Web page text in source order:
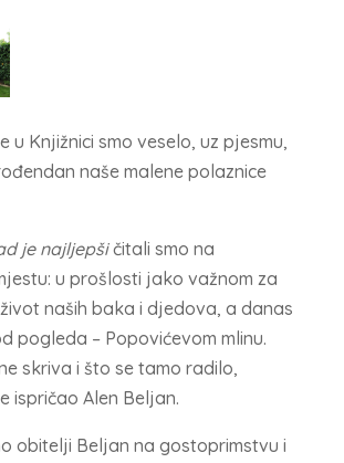
u Knjižnici smo veselo, uz pjesmu,
naše malene polaznice
je najljepšičitali smo na
u prošlosti jako važnom za
naših baka i djedova, a danas
pogleda – Popovićevom mlinu.
skriva i što se tamo radilo,
ispričao Alen Beljan.
obitelji Beljan na gostoprimstvu i